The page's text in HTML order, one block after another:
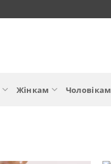
Жінкам Чоловікам